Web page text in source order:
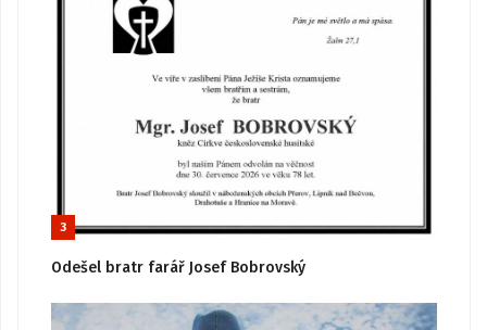
3
Odešel bratr farář Josef Bobrovský